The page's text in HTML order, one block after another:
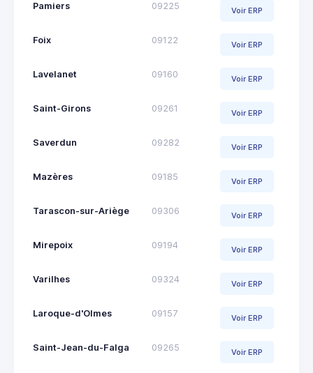
Pamiers 09225 Voir ERP
Foix 09122 Voir ERP
Lavelanet 09160 Voir ERP
Saint-Girons 09261 Voir ERP
Saverdun 09282 Voir ERP
Mazères 09185 Voir ERP
Tarascon-sur-Ariège 09306 Voir ERP
Mirepoix 09194 Voir ERP
Varilhes 09324 Voir ERP
Laroque-d'Olmes 09157 Voir ERP
Saint-Jean-du-Falga 09265 Voir ERP